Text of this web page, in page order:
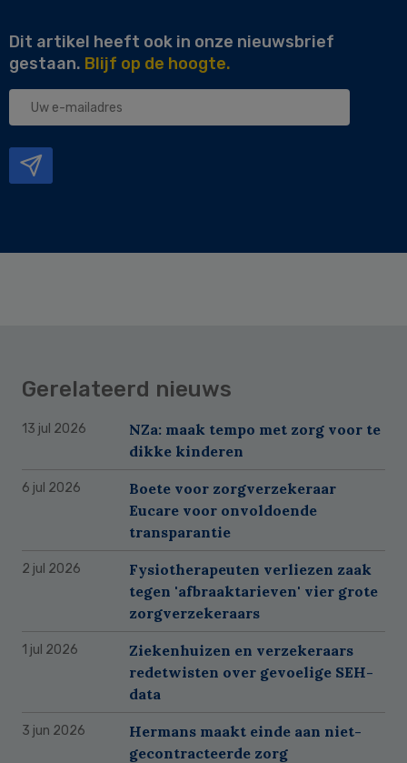
Dit artikel heeft ook in onze nieuwsbrief
gestaan. Blijf op de hoogte.
Uw
Gerelateerd nieuws
13 jul 2026
NZa: maak tempo met zorg voor te
dikke kinderen
6 jul 2026
Boete voor zorgverzekeraar
Eucare voor onvoldoende
transparantie
2 jul 2026
Fysiotherapeuten verliezen zaak
tegen 'afbraaktarieven' vier grote
zorgverzekeraars
1 jul 2026
Ziekenhuizen en verzekeraars
redetwisten over gevoelige SEH-
data
3 jun 2026
Hermans maakt einde aan niet-
gecontracteerde zorg